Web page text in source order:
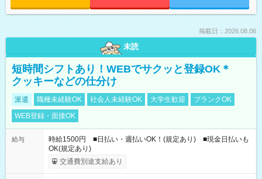
掲載日：2026.08.06
未読
短時間シフトあり！WEBでサクッと登録OK＊
クッキーなどの仕分け
派遣 職種未経験OK 社会人未経験OK 大学生歓迎
ブランクOK
WEB登録・面接OK
給与
時給1500円 ■日払い・週払いOK！(規定あり) ■現金日払いも
OK(規定あり)
交通費別途支給あり